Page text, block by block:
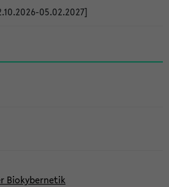
05.02.2027]
Biokybernetik